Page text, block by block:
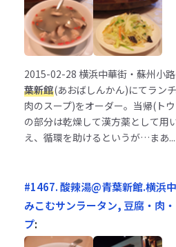
2015-02-28 横浜中華街・蘇州小
葉新館(あおばしんかん)にてラン
肉のスープ)をオーダー。当帰(ト
の部分は乾燥して漢方薬として用
え、循環を助けるというが…まあ...
#1467. 酸辣湯@青葉新館.横浜
みこむサンラータン, 豆腐・肉
プ: